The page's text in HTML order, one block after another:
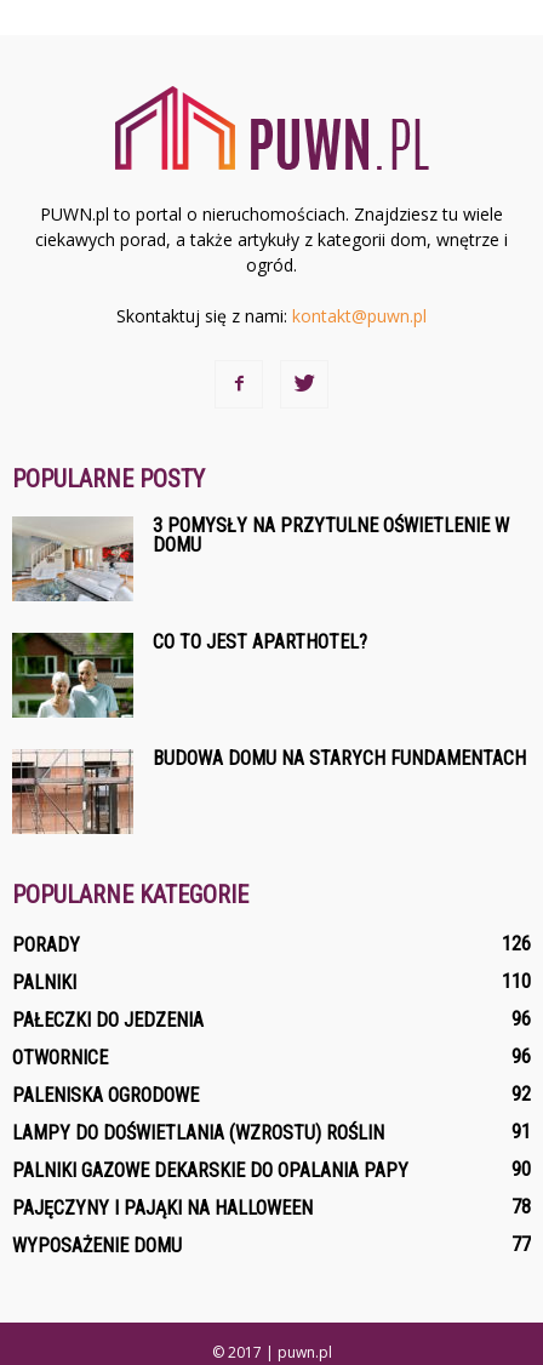
PUWN.pl to portal o nieruchomościach. Znajdziesz tu wiele
ciekawych porad, a także artykuły z kategorii dom, wnętrze i
ogród.
Skontaktuj się z nami: kontakt@puwn.pl
POPULARNE POSTY
3 POMYSŁY NA PRZYTULNE OŚWIETLENIE W
DOMU
CO TO JEST APARTHOTEL?
BUDOWA DOMU NA STARYCH FUNDAMENTACH
POPULARNE KATEGORIE
PORADY
126
PALNIKI
110
PAŁECZKI DO JEDZENIA
96
OTWORNICE
96
PALENISKA OGRODOWE
92
LAMPY DO DOŚWIETLANIA (WZROSTU) ROŚLIN
91
PALNIKI GAZOWE DEKARSKIE DO OPALANIA PAPY
90
PAJĘCZYNY I PAJĄKI NA HALLOWEEN
78
WYPOSAŻENIE DOMU
77
© 2017 | puwn.pl